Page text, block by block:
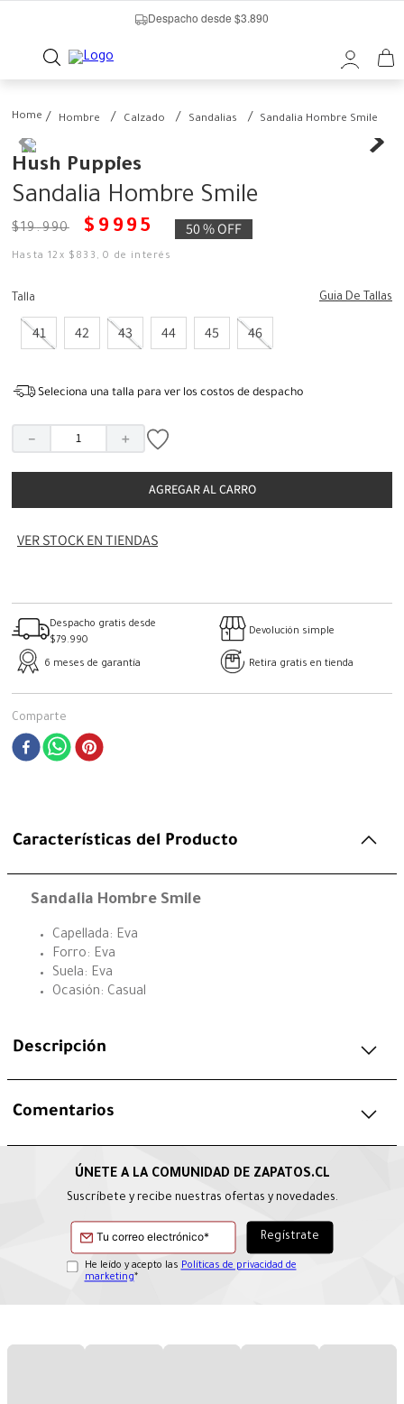
Despacho desde $3.890
Hombre Calzado Sandalias Sandalia Hombre Smile
Hush Puppies
Sandalia Hombre Smile
$19.990 $ 9995 50 %OFF
Hasta12 x $ 833 ,0 de interés
Talla Guia De Tallas
41 42 43 44 45 46
Seleciona una talla para ver los costos de despacho
＋
－
AGREGAR AL CARRO
VER STOCK EN TIENDAS
Despacho gratis desde
$79.990
Devolución simple
6 meses de garantía Retira gratis en tienda
Comparte
Características del Producto
Sandalia Hombre Smile
Capellada: Eva
Forro: Eva
Suela: Eva
Ocasión: Casual
Descripción
Comentarios
Suscríbete y recibe nuestras ofertas y novedades.
He leído y acepto las Políticas de privacidad de
marketing*